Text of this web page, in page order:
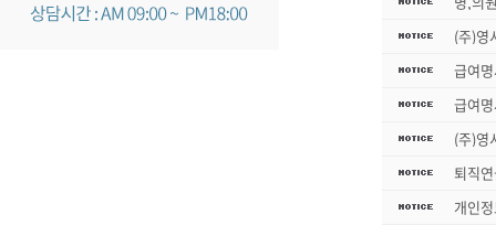
(주)영
급여
급여
(주)영
퇴직
개인